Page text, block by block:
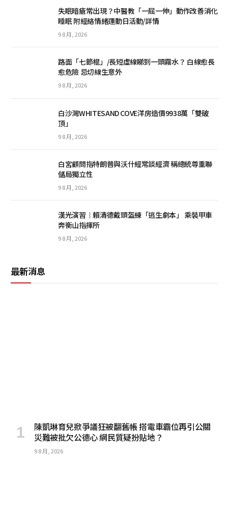
失眠暗瘡常出現？中醫教「一屈一伸」動作改善消化
睡眠 附經絡情緒運動日活動/詳情
9 8 月, 2026
路面「七節棍」/長短虛線睇到一頭霧水？ 白線愈長
愈危險 忌切線生意外
9 8 月, 2026
白沙灣WHITESAND COVE洋房造價9938萬「雙破
頂」
9 8 月, 2026
白宮顧問指特朗普與沃什經常談經濟 稱總統尊重聯
儲局獨立性
9 8 月, 2026
漢光演習︱賴清德戴頭盔練「逃生劇本」 乘裝甲車
奔衡山指揮所
9 8 月, 2026
最新消息
陳凱琳育兒掀爭議狂被翻舊帳 搭電車霸位再引公關
災難被批欠公德心 網民質疑扮貼地？
9 8 月, 2026